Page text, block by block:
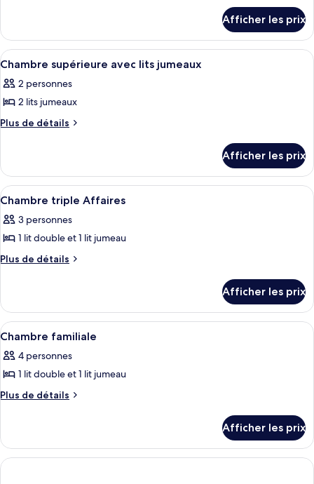
de
chambre :
Chambre
Affaires
avec
jumeaux
Chambre
Affaires
avec
jumeaux
Afficher les prix
Afficher
toutes
les
photos
pour
de
chambre :
Chambre
supérieure
avec
jumeaux
Chambre supérieure avec lits
4
Chambre supérieure avec lits jumeaux
2 personnes
2 lits jumeaux
Plus de détails
Plus
Chambre
supérieure
avec
jumeaux
Afficher les prix
Afficher
toutes
les
photos
pour
de
chambre :
Chambre
triple
Affaires
Une chambre d’hôtel avec deux lits,
4
Chambre triple Affaires
3 personnes
1 lit double et 1 lit jumeau
Plus de détails
Plus
Chambre
triple
Affaires
Afficher les prix
Afficher
toutes
les
photos
pour
de
chambre :
Une chambre d’hôtel comprenant
4
Chambre familiale
4 personnes
1 lit double et 1 lit jumeau
Plus de détails
Plus
Chambre
familiale
Afficher les prix